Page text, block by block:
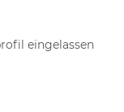
eingelassen